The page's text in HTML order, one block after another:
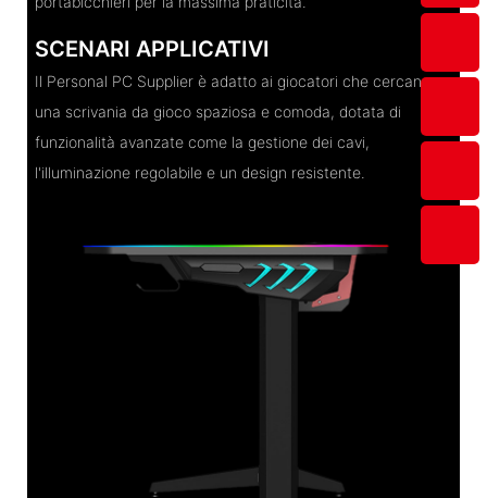
SCENARI APPLICATIVI
Il Personal PC Supplier è adatto ai giocatori che cercano
una scrivania da gioco spaziosa e comoda, dotata di
funzionalità avanzate come la gestione dei cavi,
l'illuminazione regolabile e un design resistente.